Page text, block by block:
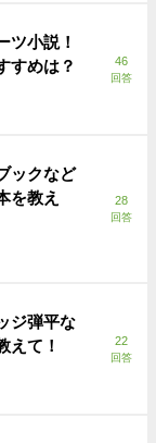
ツ小説！
すめは？
46
回答
ックなど
を教え
28
回答
ジ弾平な
えて！
22
回答